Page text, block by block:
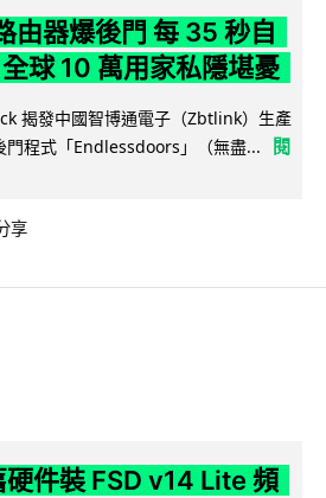
由器爆後門 每 35 秒自
球 10 萬用家私隱堪憂
揭發中國智博通電子（Zbtlink）生產
門程式「Endlessdoors」（無盡...
閱
享
件裝 FSD v14 Lite 頻